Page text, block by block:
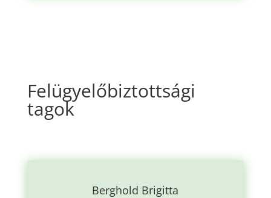
Felügyelőbiztottsági
tagok
Berghold Brigitta